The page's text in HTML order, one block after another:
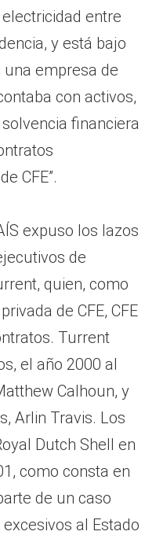
entre
y está bajo
una empresa de
con activos,
financiera
CFE”.
expuso los lazos
de
quien, como
de CFE, CFE
Turrent
el año 2000 al
Calhoun, y
Arlin Travis. Los
Dutch Shell en
como consta en
de un caso
al Estado